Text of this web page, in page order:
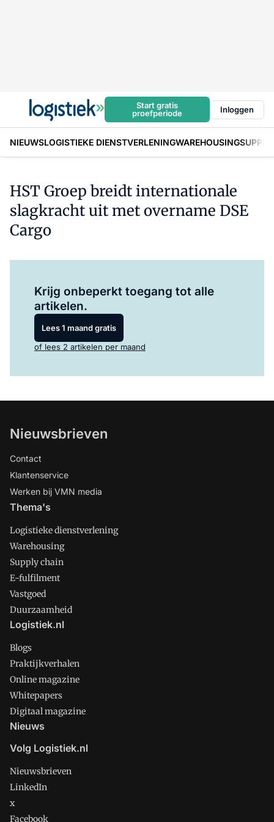
Start gratis
proefperiode
Inloggen
NIEUWSLOGISTIEKE DIENSTVERLENINGWAREHOUSING
HST Groep breidt internationale
slagkracht uit met overname DSE
Cargo
Krijg onbeperkt toegang tot alle
artikelen.
Lees 1 maand gratis
of lees 2 artikelen per maand
Nieuwsbrieven
Contact
Klantenservice
Werken bij VMN media
Thema's
Logistieke dienstverlening
Warehousing
Supply chain
E-fulfilment
Vastgoed
Duurzaamheid
Logistiek.nl
Blogs
Praktijkverhalen
Online magazine
Whitepapers
Digitaal magazine
Nieuws
Volg Logistiek.nl
Nieuwsbrieven
LinkedIn
x
Facebook